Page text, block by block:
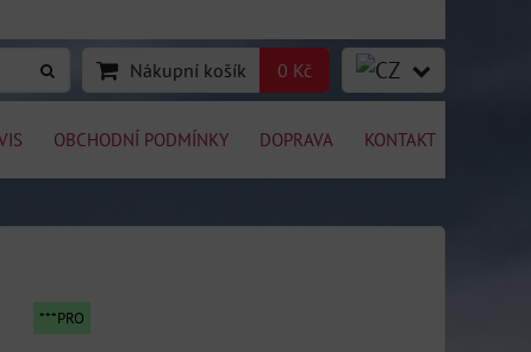
Nákupní košík 0 Kč
OBCHODNÍ PODMÍNKY DOPRAVA KONTAKT
***PRO